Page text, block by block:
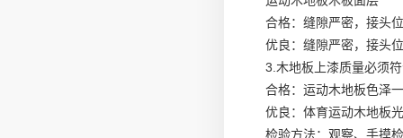
合格：缝隙严密，接头
优良：缝隙严密，接头
3.木地板上漆质量必须
合格：运动木地板色泽
优良：体育运动木地板
检验方法：观察、手摸